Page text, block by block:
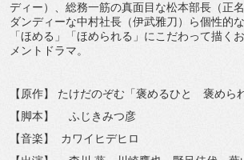
ディー）、総務一筋の真面目な松本部長（正
ダンディーな中村社長（伊武雅刀）ら個性的
「ほめる」「ほめられる」にこだわって描く
メントドラマ。
【原作】 たけだのぞむ「褒めるひと 褒めら
【脚本】 ふじきみつ彦
【音楽】 カワイヒデヒロ